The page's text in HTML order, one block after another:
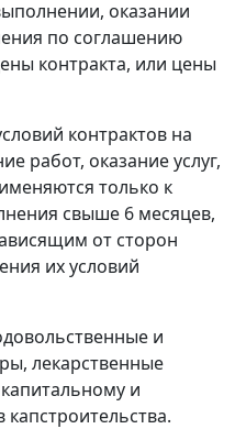
оказании
по соглашению
контракта, или цены
контрактов на
работ, оказание услуг,
только к
свыше 6 месяцев,
от сторон
их условий
и
лекарственные
и